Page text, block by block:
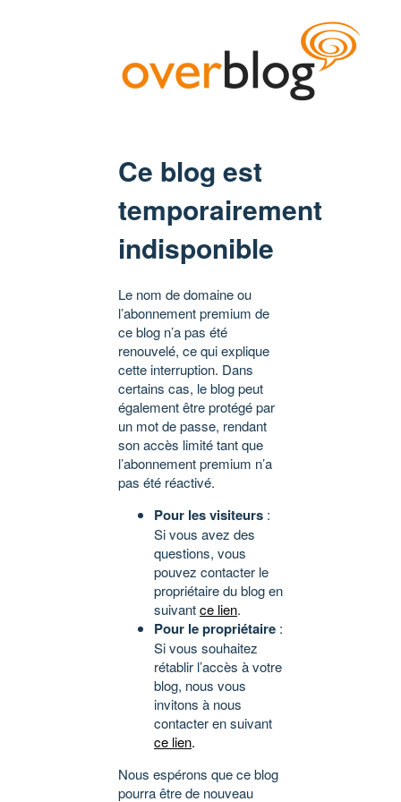
Ce blog est
temporairement
indisponible
Le nom de domaine ou
l’abonnement premium de
ce blog n’a pas été
renouvelé, ce qui explique
cette interruption. Dans
certains cas, le blog peut
également être protégé par
un mot de passe, rendant
son accès limité tant que
l’abonnement premium n’a
pas été réactivé.
Pour les visiteurs :
Si vous avez des
questions, vous
pouvez contacter le
propriétaire du blog en
suivantce lien.
Pour le propriétaire :
Si vous souhaitez
rétablir l’accès à votre
blog, nous vous
invitons à nous
contacter en suivant
ce lien.
Nous espérons que ce blog
pourra être de nouveau